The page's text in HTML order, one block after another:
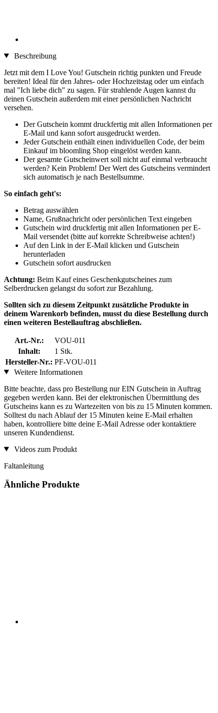
Beschreibung
Jetzt mit dem I Love You! Gutschein richtig punkten und Freude
bereiten! Ideal für den Jahres- oder Hochzeitstag oder um einfach
mal "Ich liebe dich" zu sagen. Für strahlende Augen kannst du
deinen Gutschein außerdem mit einer persönlichen Nachricht
versehen.
Der Gutschein kommt druckfertig mit allen Informationen per
E-Mail und kann sofort ausgedruckt werden.
Jeder Gutschein enthält einen individuellen Code, der beim
Einkauf im bloomling Shop eingelöst werden kann.
Der gesamte Gutscheinwert soll nicht auf einmal verbraucht
werden? Kein Problem! Der Wert des Gutscheins vermindert
sich automatisch je nach Bestellsumme.
So einfach geht's:
Betrag auswählen
Name, Grußnachricht oder persönlichen Text eingeben
Gutschein wird druckfertig mit allen Informationen per E-
Mail versendet (bitte auf korrekte Schreibweise achten!)
Auf den Link in der E-Mail klicken und Gutschein
herunterladen
Gutschein sofort ausdrucken
Achtung: Beim Kauf eines Geschenkgutscheines zum
Selberdrucken gelangst du sofort zur Bezahlung.
Sollten sich zu diesem Zeitpunkt zusätzliche Produkte in
deinem Warenkorb befinden, musst du diese Bestellung durch
einen weiteren Bestellauftrag abschließen.
Art.-Nr.:
VOU-011
Inhalt:
1 Stk.
Hersteller-Nr.: PF-VOU-011
Weitere Informationen
Bitte beachte, dass pro Bestellung nur EIN Gutschein in Auftrag
gegeben werden kann. Bei der elektronischen Übermittlung des
Gutscheins kann es zu Wartezeiten von bis zu 15 Minuten kommen.
Solltest du nach Ablauf der 15 Minuten keine E-Mail erhalten
haben, kontrolliere bitte deine E-Mail Adresse oder kontaktiere
unseren Kundendienst.
Videos zum Produkt
Faltanleitung
Ähnliche Produkte